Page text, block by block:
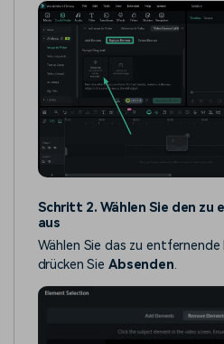
Schritt 2. Wählen Sie den zu
aus
Wählen Sie das zu entfernende
drücken Sie Absenden.